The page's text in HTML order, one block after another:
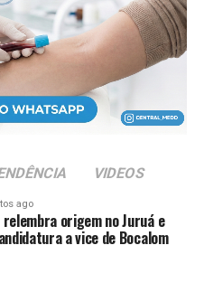
WhatsApp
VIDEOS
ago
origem no Juruá e
a vice de Bocalom